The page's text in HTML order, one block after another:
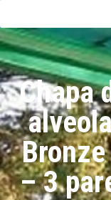
Chapa
– 3